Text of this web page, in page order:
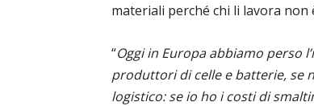
materiali perché chi li lavora non
“Oggi in Europa abbiamo perso
produttori di celle e batterie, se
logistico: se io ho i costi di